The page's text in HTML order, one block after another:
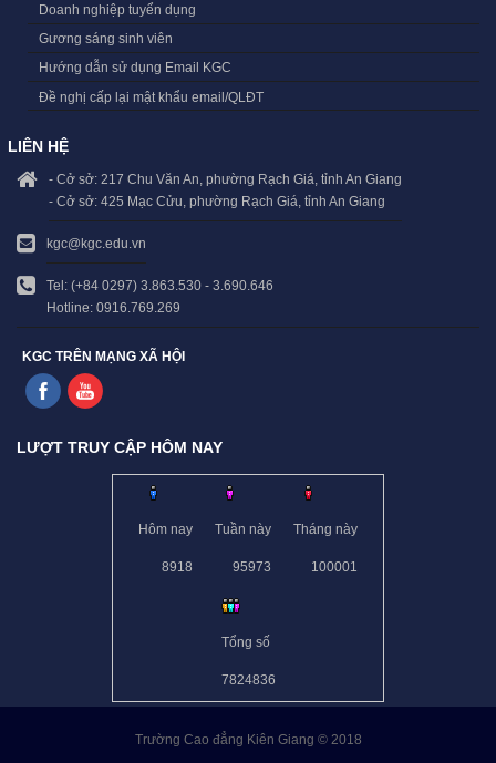
Doanh nghiệp tuyển dụng
Gương sáng sinh viên
Hướng dẫn sử dụng Email KGC
Đề nghị cấp lại mật khẩu email/QLĐT
LIÊN HỆ
- Cở sở: 217 Chu Văn An, phường Rạch Giá, tỉnh An Giang
- Cở sở: 425 Mạc Cửu, phường Rạch Giá, tỉnh An Giang
kgc@kgc.edu.vn
Tel: (+84 0297) 3.863.530 - 3.690.646
Hotline: 0916.769.269
KGC TRÊN MẠNG XÃ HỘI
LƯỢT TRUY CẬP HÔM NAY
Hôm nay
8918
Tuần này
95973
Tháng này
100001
Tổng số
7824836
Trường Cao đẳng Kiên Giang © 2018